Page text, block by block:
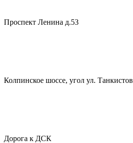
Проспект Ленина д.53
Колпинское шоссе, угол ул. Танкистов
Дорога к ДСК